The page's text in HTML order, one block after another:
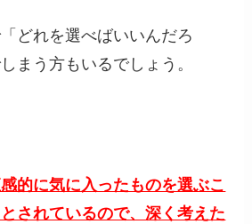
どれを選べばいいんだろ
まう方もいるでしょう。
的に気に入ったものを選ぶこ
されているので、深く考えた